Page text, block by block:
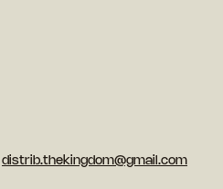
distrib.thekingdom@gmail.com